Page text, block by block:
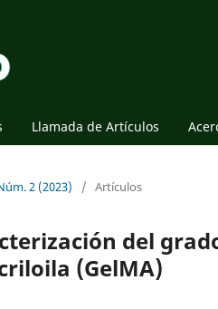
Llamada de Artículos
2 (2023) / Artículos
del
(GelMA)